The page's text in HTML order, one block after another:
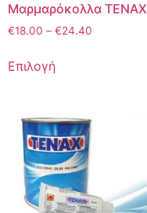
Mαρμαρόκολλα TENAX
€18.00 – €24.40
Επιλογή